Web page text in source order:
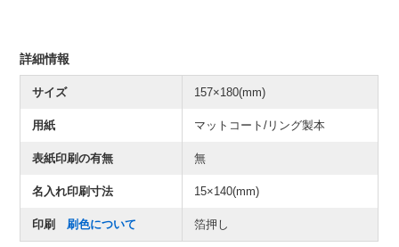
詳細情報
サイズ 157×180(mm)
用紙 マットコート/リング製本
表紙印刷の有無 無
名入れ印刷寸法 15×140(mm)
印刷刷色について 箔押し